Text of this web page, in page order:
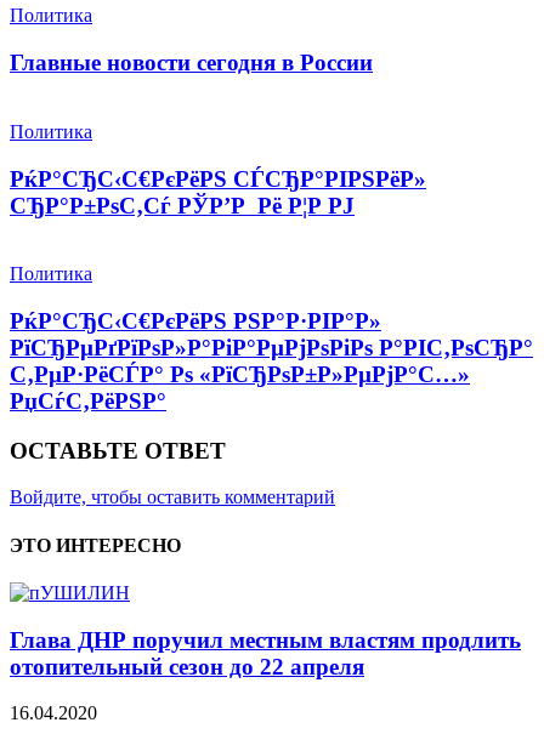
Политика
Главные новости сегодня в России
Политика
РќР°СЂС‹С€РєРёРЅ СЃСЂР°РІРЅРёР»
СЂР°Р±РѕС‚Сѓ РЎР’Р Рё Р¦Р РЈ
Политика
РќР°СЂС‹С€РєРёРЅ РЅР°Р·РІР°Р»
РїСЂРµРґРїРѕР»Р°РіР°РµРјРѕРіРѕ Р°РІС‚РѕСЂР°
С‚РµР·РёСЃР° Рѕ «РїСЂРѕР±Р»РµРјР°С…»
РџСѓС‚РёРЅР°
ОСТАВЬТЕ ОТВЕТ
Войдите, чтобы оставить комментарий
ЭТО ИНТЕРЕСНО
Глава ДНР поручил местным властям продлить
отопительный сезон до 22 апреля
16.04.2020